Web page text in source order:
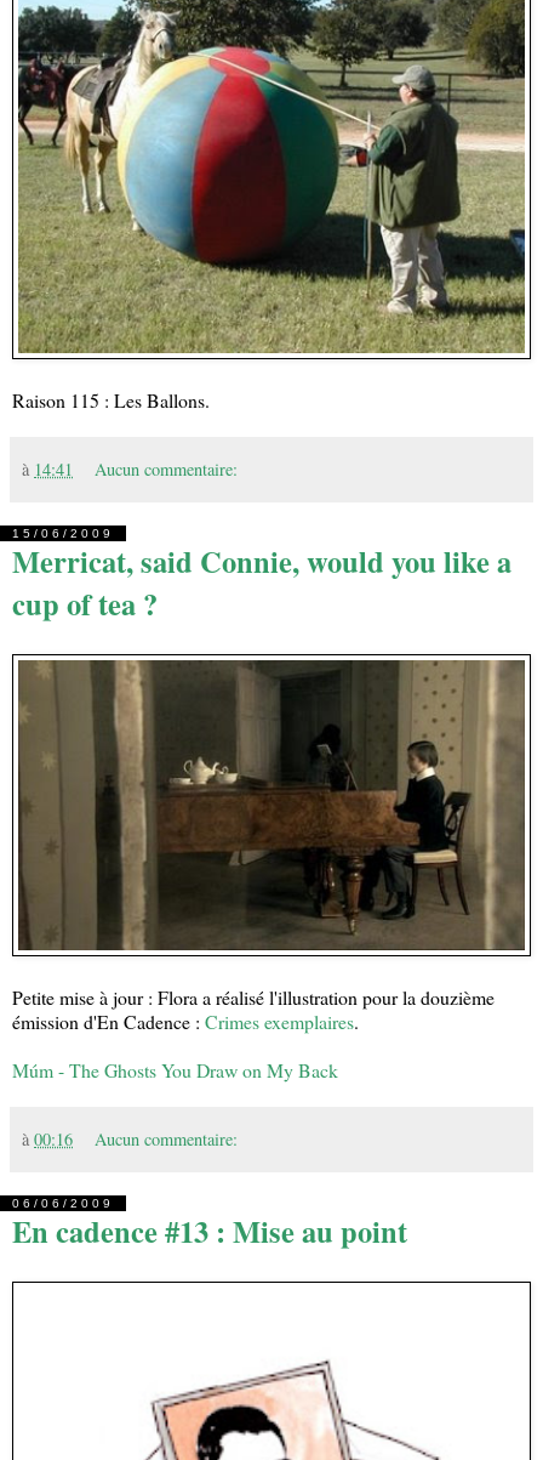
Raison 115 : Les Ballons.
à 14:41 Aucun commentaire:
15/06/2009
Merricat, said Connie, would you like a
cup of tea ?
Petite mise à jour : Flora a réalisé l'illustration pour la douzième
émission d'En Cadence : Crimes exemplaires.
Múm - The Ghosts You Draw on My Back
à 00:16 Aucun commentaire:
06/06/2009
En cadence #13 : Mise au point